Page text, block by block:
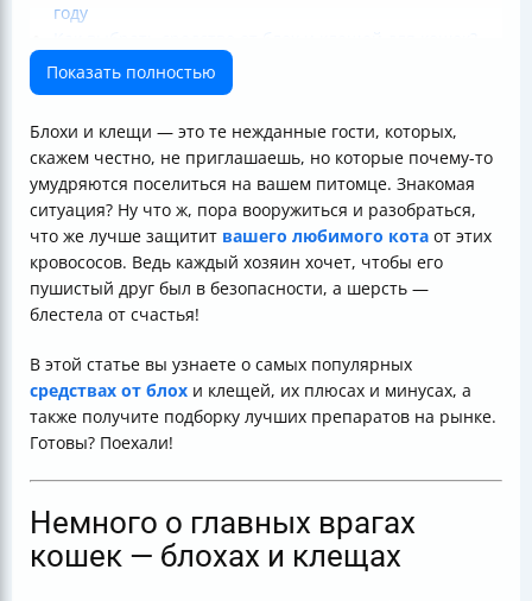
году
Что делать, если уже есть блохи или клещи?
Советы от ветеринара
Чек-лист по выбору средства от блох и клещей для
кошек
Итог
Показать полностью
Блохи и клещи — это те нежданные гости, которых,
скажем честно, не приглашаешь, но которые почему-то
умудряются поселиться на вашем питомце. Знакомая
ситуация? Ну что ж, пора вооружиться и разобраться,
что же лучше защитит вашего любимого кота от этих
кровососов. Ведь каждый хозяин хочет, чтобы его
пушистый друг был в безопасности, а шерсть —
блестела от счастья!
В этой статье вы узнаете о самых популярных
средствах от блох и клещей, их плюсах и минусах, а
также получите подборку лучших препаратов на рынке.
Готовы? Поехали!
Немного о главных врагах
кошек — блохах и клещах